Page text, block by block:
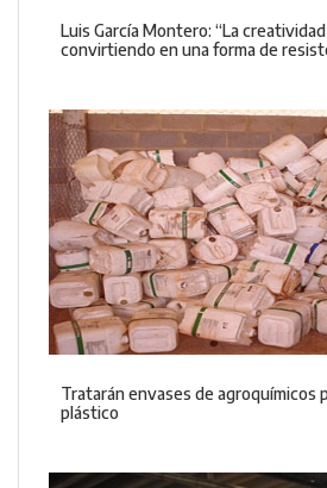
Luis García Montero: “La
convirtiendo en una forma de
Tratarán envases de agroquímicos
plástico